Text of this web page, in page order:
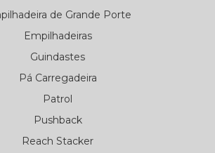
de Grande Porte
Empilhadeiras
Guindastes
Pá Carregadeira
Patrol
Pushback
Reach Stacker